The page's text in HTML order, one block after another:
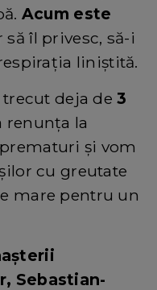
Acum este
îl privesc, să-i
liniștită.
trecut deja de3
renunța la
și vom
cu greutate
mare pentru un
Sebastian-